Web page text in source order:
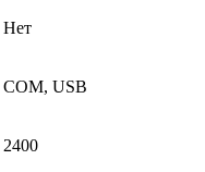
Нет
COM, USB
2400